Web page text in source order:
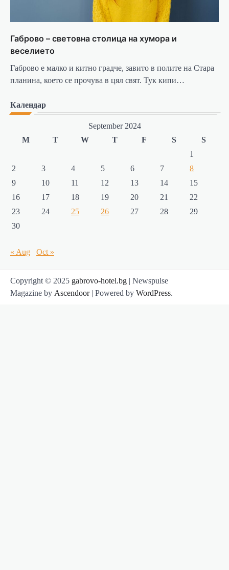
Габрово – световна столица на хумора и
веселието
Габрово е малко и китно градче, завито в полите на Стара
планина, което се прочува в цял свят. Тук кипи…
Календар
September 2024
M
T W T F S
S
1
2
3 4 5 6 7
8
9
10 11 12 13 14
15
16
17 18 19 20 21
22
23
24 25 26 27 28
29
30
« Aug Oct »
Copyright © 2025 gabrovo-hotel.bg | Newspulse
Magazine by Ascendoor| Powered by WordPress.